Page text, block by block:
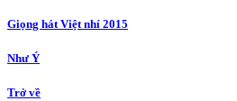
Giọng hát Việt nhí 2015
Như Ý
Trở về